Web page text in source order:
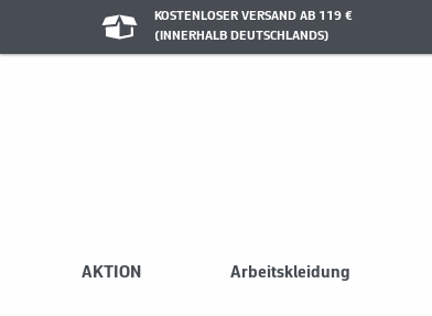
KOSTENLOSER VERSAND AB 119 €
(INNERHALB DEUTSCHLANDS)
AKTION Arbeitskleidung